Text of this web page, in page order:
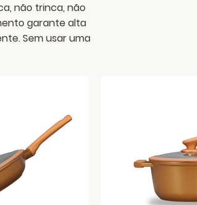
não trinca, não
garante alta
Sem usar uma